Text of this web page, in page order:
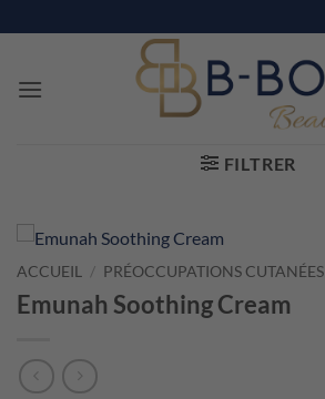
au
FILTRER
ACCUEIL / PRÉOCCUPATIONS CUTANÉES
Emunah Soothing Cream